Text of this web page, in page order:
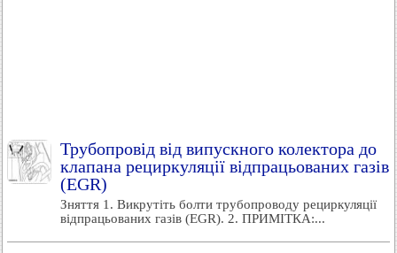
Трубопровід від випускного колектора до
клапана рециркуляції відпрацьованих газів
(EGR)
Зняття 1. Викрутіть болти трубопроводу рециркуляції
відпрацьованих газів (EGR). 2. ПРИМІТКА:...